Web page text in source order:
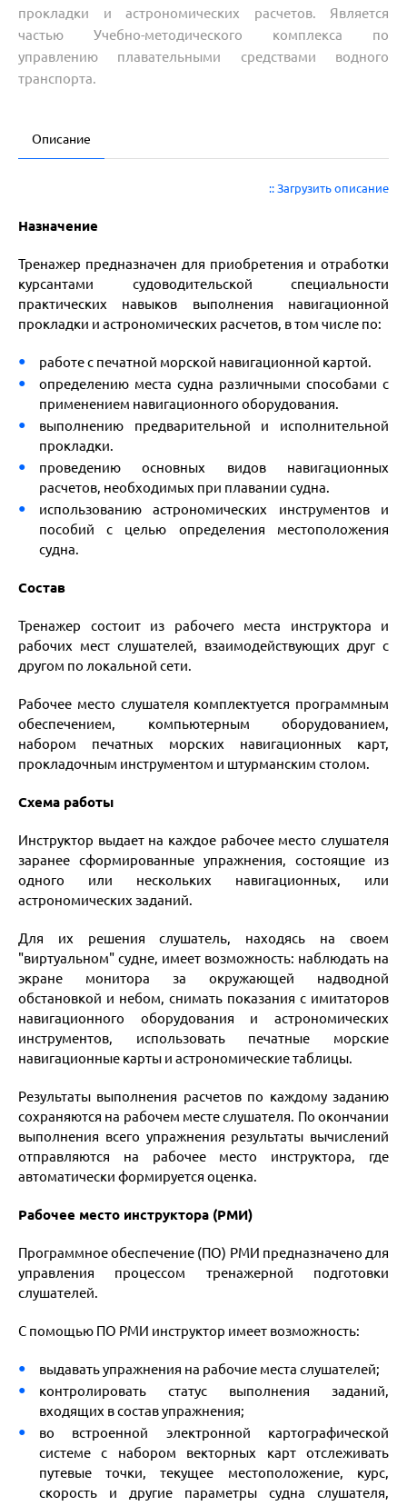
прокладки и астрономических расчетов. Является
частью Учебно-методического комплекса по
управлению плавательными средствами водного
транспорта.
Описание
:: Загрузить описание
Назначение
Тренажер предназначен для приобретения и отработки
курсантами судоводительской специальности
практических навыков выполнения навигационной
прокладки и астрономических расчетов, в том числе по:
работе с печатной морской навигационной картой.
определению места судна различными способами с
применением навигационного оборудования.
выполнению предварительной и исполнительной
прокладки.
проведению основных видов навигационных
расчетов, необходимых при плавании судна.
использованию астрономических инструментов и
пособий с целью определения местоположения
судна.
Состав
Тренажер состоит из рабочего места инструктора и
рабочих мест слушателей, взаимодействующих друг с
другом по локальной сети.
Рабочее место слушателя комплектуется программным
обеспечением, компьютерным оборудованием,
набором печатных морских навигационных карт,
прокладочным инструментом и штурманским столом.
Схема работы
Инструктор выдает на каждое рабочее место слушателя
заранее сформированные упражнения, состоящие из
одного или нескольких навигационных, или
астрономических заданий.
Для их решения слушатель, находясь на своем
"виртуальном" судне, имеет возможность: наблюдать на
экране монитора за окружающей надводной
обстановкой и небом, снимать показания с имитаторов
навигационного оборудования и астрономических
инструментов, использовать печатные морские
навигационные карты и астрономические таблицы.
Результаты выполнения расчетов по каждому заданию
сохраняются на рабочем месте слушателя. По окончании
выполнения всего упражнения результаты вычислений
отправляются на рабочее место инструктора, где
автоматически формируется оценка.
Рабочее место инструктора (РМИ)
Программное обеспечение (ПО) РМИ предназначено для
управления процессом тренажерной подготовки
слушателей.
С помощью ПО РМИ инструктор имеет возможность:
выдавать упражнения на рабочие места слушателей;
контролировать статус выполнения заданий,
входящих в состав упражнения;
во встроенной электронной картографической
системе с набором векторных карт отслеживать
путевые точки, текущее местоположение, курс,
скорость и другие параметры судна слушателя,